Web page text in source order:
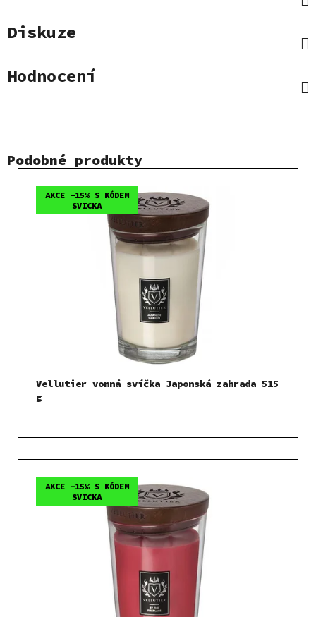
Diskuze
Hodnocení
Podobné produkty
AKCE -15% S KÓDEM
SVICKA
Vellutier vonná svíčka Japonská zahrada 515
g
AKCE -15% S KÓDEM
SVICKA